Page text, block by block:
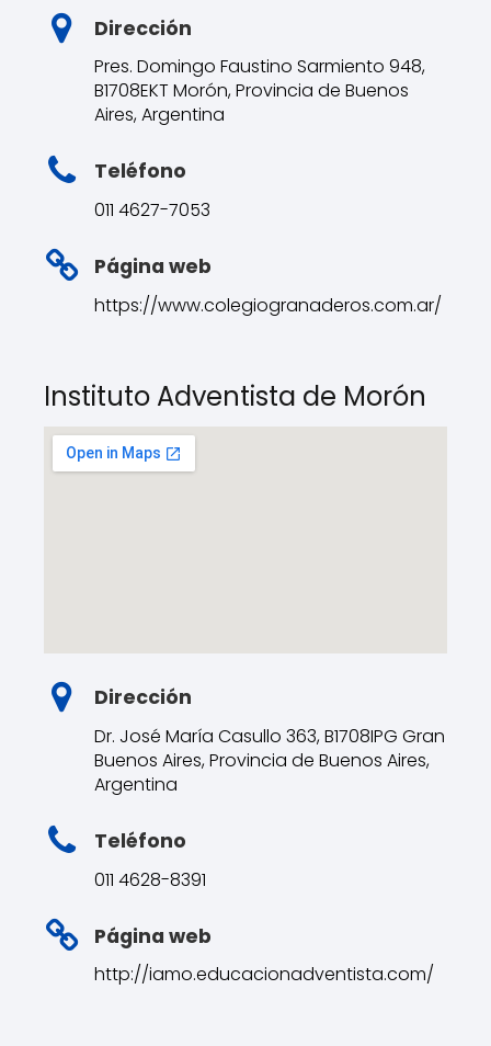
Dirección
Pres. Domingo Faustino Sarmiento 948,
B1708EKT Morón, Provincia de Buenos
Aires, Argentina
Teléfono
011 4627-7053
Página web
https://www.colegiogranaderos.com.ar/
Instituto Adventista de Morón
Dirección
Dr. José María Casullo 363, B1708IPG Gran
Buenos Aires, Provincia de Buenos Aires,
Argentina
Teléfono
011 4628-8391
Página web
http://iamo.educacionadventista.com/